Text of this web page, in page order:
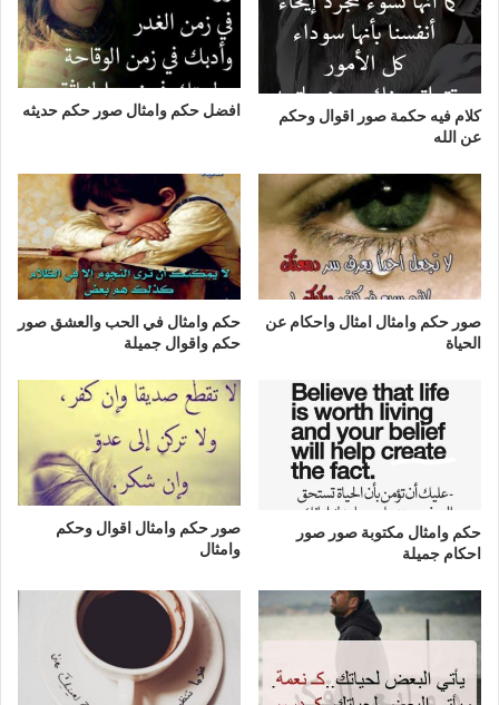
كلام فيه حكمة صور اقوال وحكم
عن الله
افضل حكم وامثال صور حكم حديثه
صور حكم وامثال امثال واحكام عن
الحياة
حكم وامثال في الحب والعشق صور
حكم واقوال جميلة
حكم وامثال مكتوبة صور صور
احكام جميلة
صور حكم وامثال اقوال وحكم
وامثال